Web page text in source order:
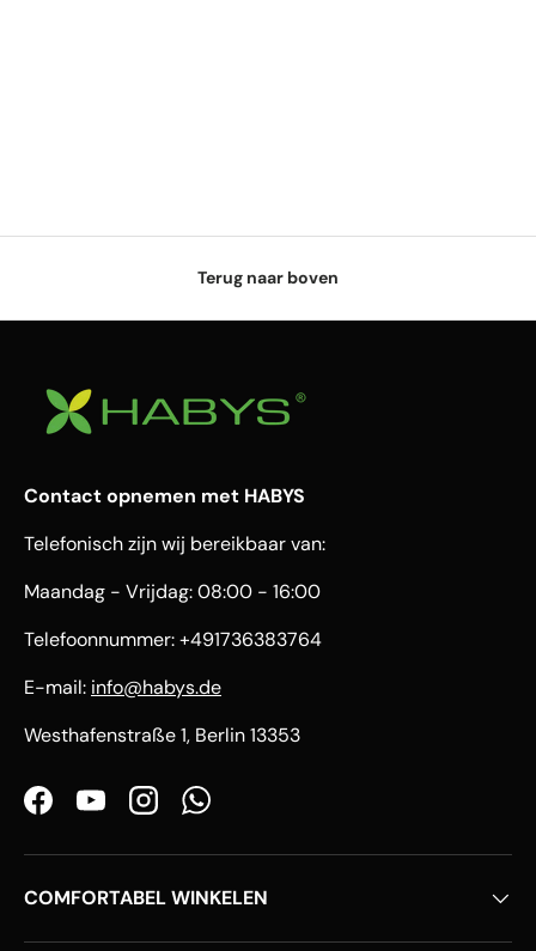
Terug naar boven
Contact opnemen met HABYS
Telefonisch zijn wij bereikbaar van:
Maandag - Vrijdag: 08:00 - 16:00
Telefoonnummer: +491736383764
E-mail: info@habys.de
Westhafenstraße 1, Berlin 13353
FacebookYouTubeInstagramWhatsApp
COMFORTABEL WINKELEN